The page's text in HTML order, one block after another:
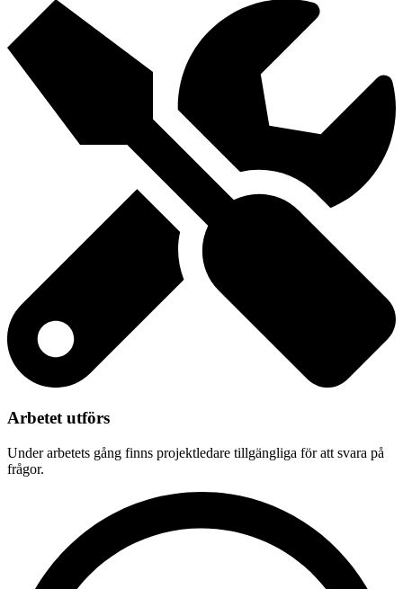
Arbetet utförs
Under arbetets gång finns projektledare tillgängliga för att svara på
frågor.